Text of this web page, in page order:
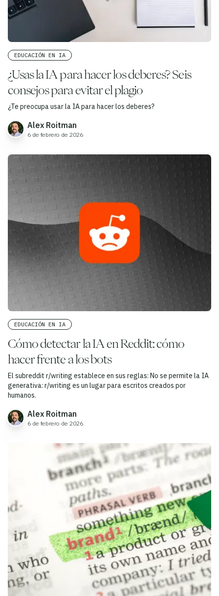
EDUCACIÓN EN IA
¿Usas la IA para hacer los deberes? Seis
consejos para evitar el plagio
¿Te preocupa usar la IA para hacer los deberes?
Alex Roitman
6 de febrero de 2026
EDUCACIÓN EN IA
Cómo detectar la IA en Reddit: cómo
hacer frente a los bots
El subreddit r/writing establece en sus reglas: No se permite la IA
generativa: r/writing es un lugar para escritos creados por
humanos.
Alex Roitman
6 de febrero de 2026